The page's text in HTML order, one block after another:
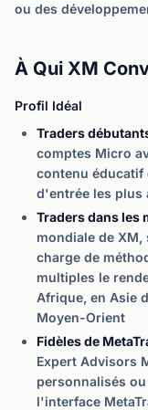
ou des
À Qui XM
Profil Idéal
Traders
comptes Micro
contenu
d'entrée les plus
Traders dans les
mondiale de
charge de
multiples le
Afrique, en Asie
Moyen-Orient
Fidèles de
Expert Advisors
personnalisés
l'interface